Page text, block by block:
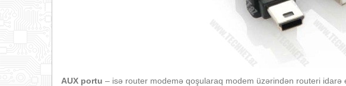
AUX portu – isə router modemə qoşularaq modem üzərindən routeri idarə